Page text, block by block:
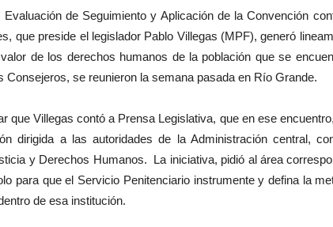
Evaluación de Seguimiento y Aplicación de la Convención
que preside el legislador Pablo Villegas (MPF), generó
de los derechos humanos de la población que se
Consejeros, se reunieron la semana pasada en Río Grande.
que Villegas contó a Prensa Legislativa, que en ese
dirigida a las autoridades de la Administración central,
y Derechos Humanos. La iniciativa, pidió al área
para que el Servicio Penitenciario instrumente y defina la
de esa institución.